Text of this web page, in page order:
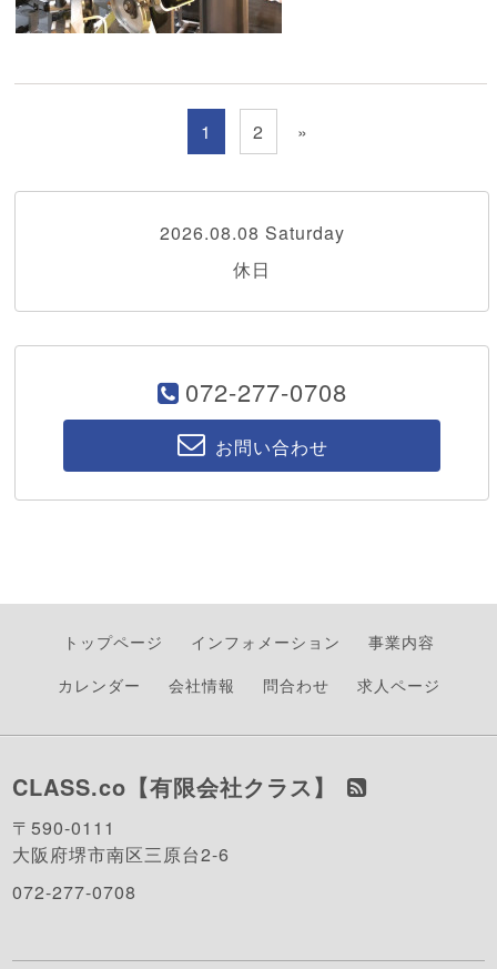
1 2 »
2026.08.08 Saturday
休日
072-277-0708
お問い合わせ
トップページ インフォメーション
事業内容
カレンダー
会社情報 問合わせ 求人ページ
CLASS.co【有限会社クラス】
〒590-0111
大阪府堺市南区三原台2-6
072-277-0708